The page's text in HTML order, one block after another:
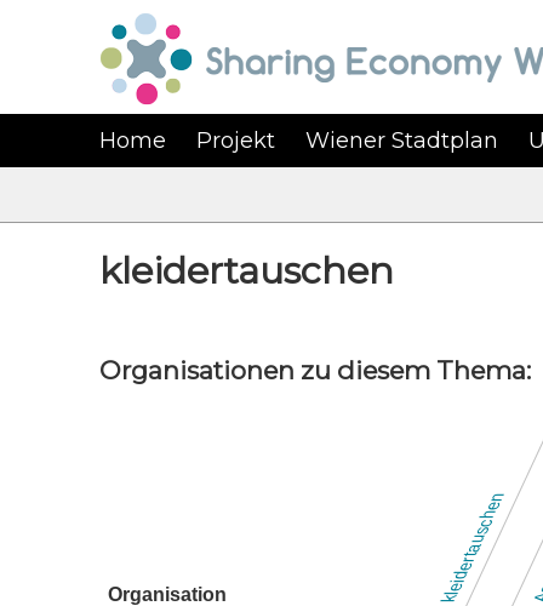
Home Projekt Wiener Stadtplan
kleidertauschen
Organisationen zu diesem Thema:
Organisation kleidertauschen